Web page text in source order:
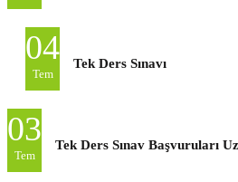
04
Tem
Tek Ders Sınavı
03
Tem
Tek Ders Sınav Başvuruları